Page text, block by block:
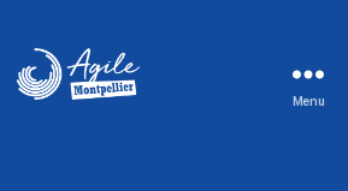
Menu